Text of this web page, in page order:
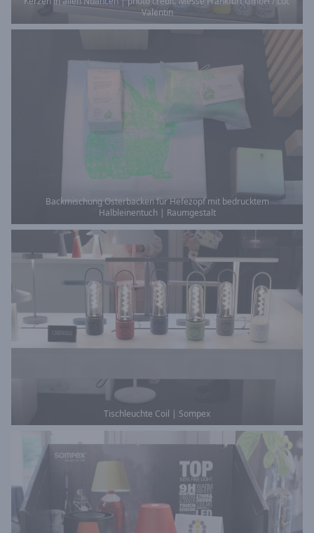
Valentin
Backmischung Osterbacken für Hefezopf mit bedrucktem
Halbleinentuch | Raumgestalt
Tischleuchte Coil | Sompex